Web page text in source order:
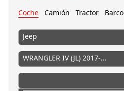
Coche Camión Tractor Barco
Jeep
WRANGLER IV (JL) 2017-...